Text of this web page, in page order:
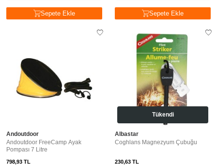
Sepete Ekle Sepete Ekle
Andoutdoor
Andoutdoor FreeCamp Ayak
Pompası 7 Litre
798,93 TL
Tükendi
Albastar
Coghlans Magnezyum Çubuğu
230,63 TL